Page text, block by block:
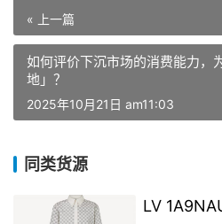
« 上一篇
如何评价下沉市场的消费能力，
地」？
2025年10月21日 am11:03
同类货源
LV